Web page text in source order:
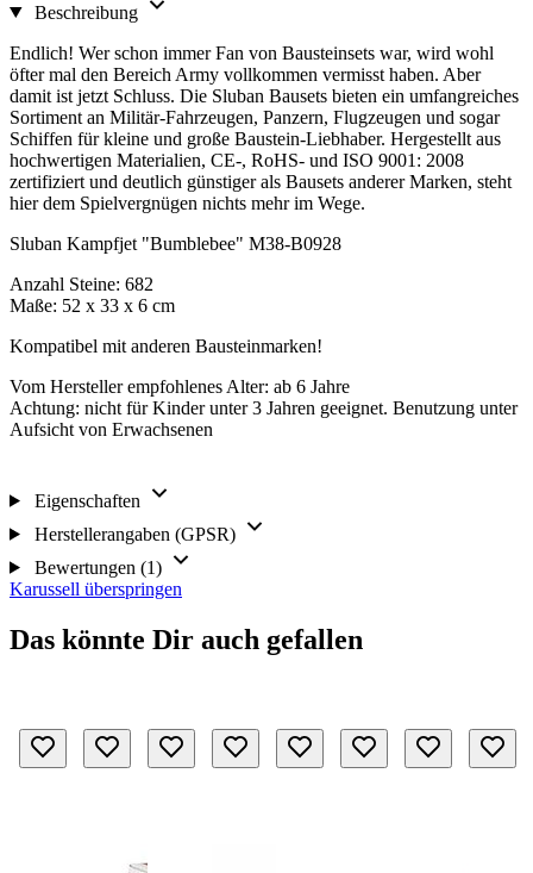
Beschreibung
Endlich! Wer schon immer Fan von Bausteinsets war, wird wohl
öfter mal den Bereich Army vollkommen vermisst haben. Aber
damit ist jetzt Schluss. Die Sluban Bausets bieten ein umfangreiches
Sortiment an Militär-Fahrzeugen, Panzern, Flugzeugen und sogar
Schiffen für kleine und große Baustein-Liebhaber. Hergestellt aus
hochwertigen Materialien, CE-, RoHS- und ISO 9001: 2008
zertifiziert und deutlich günstiger als Bausets anderer Marken, steht
hier dem Spielvergnügen nichts mehr im Wege.
Sluban Kampfjet "Bumblebee" M38-B0928
Anzahl Steine: 682
Maße: 52 x 33 x 6 cm
Kompatibel mit anderen Bausteinmarken!
Vom Hersteller empfohlenes Alter: ab 6 Jahre
Achtung: nicht für Kinder unter 3 Jahren geeignet. Benutzung unter
Aufsicht von Erwachsenen
Eigenschaften
Herstellerangaben (GPSR)
Bewertungen (1)
Karussell überspringen
Das könnte Dir auch gefallen